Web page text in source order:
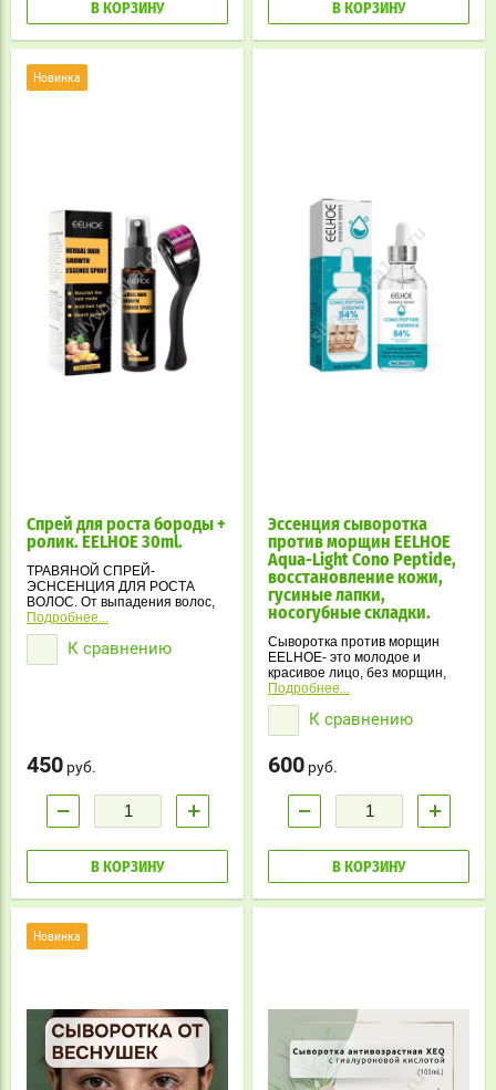
В КОРЗИНУ В КОРЗИНУ
Новинка
Спрей для роста бороды +
ролик. EELHOE 30ml.
ТРАВЯНОЙ СПРЕЙ-
ЭСНСЕНЦИЯ ДЛЯ РОСТА
ВОЛОС. От выпадения волос,
от облысения.
Активирует спящие волосяные
фолликулы, питает корни
волос, улучшает густоту и рост
Подробнее...
К сравнению
450 руб.
− +
В КОРЗИНУ
Эссенция сыворотка
против морщин EELHOE
Aqua-Light Cono Peptide,
восстановление кожи,
гусиные лапки,
носогубные складки.
Сыворотка против морщин
EELHOE- это молодое и
красивое лицо, без морщин,
тонких линий и провисаний.
Это средство позволяет
сохранить молодость и
восстановить увядающую кожу
Подробнее...
К сравнению
600 руб.
− +
В КОРЗИНУ
Новинка